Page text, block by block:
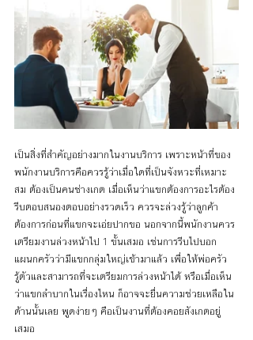
เป็นสิ่งที่สำคัญอย่างมากในงานบริการ เพราะหน้าที่ของ
พนักงานบริการคือควรรู้ว่าเมื่อใดที่เป็นจังหวะที่เหมาะ
สม ต้องเป็นคนช่างเกต เมื่อเห็นว่าแขกต้องการอะไรต้อง
รีบตอบสนองตอบอย่างรวดเร็ว ควรจะล่วงรู้ว่าลูกค้า
ต้องการก่อนที่แขกจะเอ่ยปากขอ นอกจากนี้พนักงานควร
เตรียมงานล่วงหน้าไป 1 ขั้นเสมอ เช่นการรีบไปบอก
แผนกครัวว่ามีแขกกลุ่มใหญ่เข้ามาแล้ว เพื่อให้พ่อครัว
รู้ตัวและสามารถที่จะเตรียมการล่วงหน้าได้ หรือเมื่อเห็น
ว่าแขกลำบากในเรื่องไหน ก็อาจจะยื่นความช่วยเหลือใน
ด้านนั้นเลย พูดง่ายๆ คือเป็นงานที่ต้องคอยสังเกตอยู่
เสมอ